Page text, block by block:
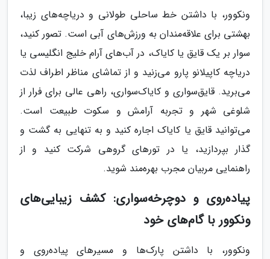
ونکوور، با داشتن خط ساحلی طولانی و دریاچه‌های زیبا،
بهشتی برای علاقه‌مندان به ورزش‌های آبی است. تصور کنید،
سوار بر یک قایق یا کایاک، در آب‌های آرام خلیج انگلیسی یا
دریاچه کاپیلانو پارو می‌زنید و از تماشای مناظر اطراف لذت
می‌برید. قایق‌سواری و کایاک‌سواری، راهی عالی برای فرار از
شلوغی شهر و تجربه آرامش و سکوت طبیعت است.
می‌توانید قایق یا کایاک اجاره کنید و به تنهایی به گشت و
گذار بپردازید، یا در تورهای گروهی شرکت کنید و از
راهنمایی مربیان مجرب بهره‌مند شوید.
پیاده‌روی و دوچرخه‌سواری: کشف زیبایی‌های
ونکوور با گام‌های خود
ونکوور، با داشتن پارک‌ها و مسیرهای پیاده‌روی و